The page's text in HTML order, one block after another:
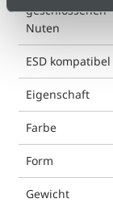
geschlossenen
Nuten
ESD kompatibel
Eigenschaft
Farbe
Form
Gewicht